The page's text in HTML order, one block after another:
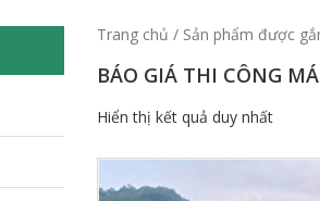
Trang chủ / Sản phẩm được
BÁO GIÁ THI CÔNG
Hiển thị kết quả duy nhất